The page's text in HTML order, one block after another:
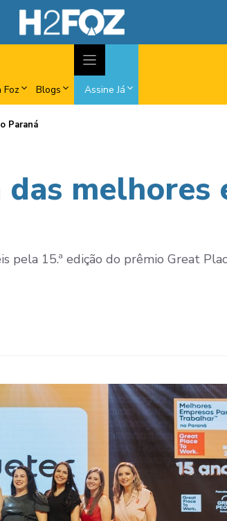
Foz Blogs Assine Já
Paraná
melhores
pela 15.ª edição do prêmio Great